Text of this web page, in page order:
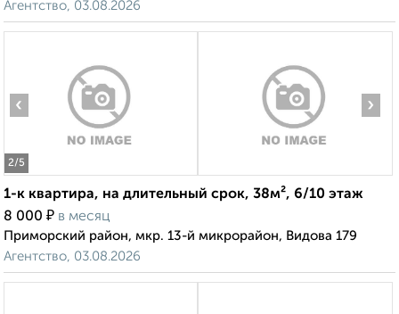
Агентство, 03.08.2026
2/5
‹ ›
1-к квартира, на длительный срок, 38м², 6/10 этаж
8 000 ₽ в месяц
Приморский район, мкр. 13-й микрорайон, Видова 179
Агентство, 03.08.2026